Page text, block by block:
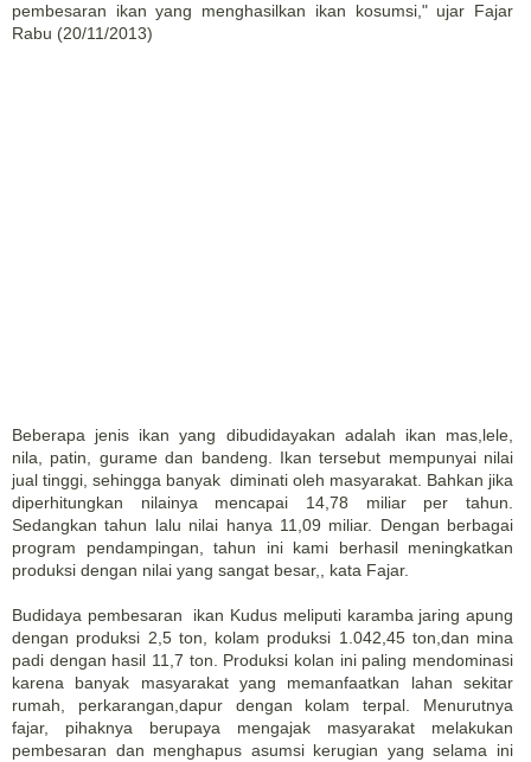
pembesaran ikan yang menghasilkan ikan kosumsi," ujar Fajar
Rabu (20/11/2013)
Beberapa jenis ikan yang dibudidayakan adalah ikan mas,lele,
nila, patin, gurame dan bandeng. Ikan tersebut mempunyai nilai
jual tinggi, sehingga banyak diminati oleh masyarakat. Bahkan jika
diperhitungkan nilainya mencapai 14,78 miliar per tahun.
Sedangkan tahun lalu nilai hanya 11,09 miliar. Dengan berbagai
program pendampingan, tahun ini kami berhasil meningkatkan
produksi dengan nilai yang sangat besar,, kata Fajar.
Budidaya pembesaran ikan Kudus meliputi karamba jaring apung
dengan produksi 2,5 ton, kolam produksi 1.042,45 ton,dan mina
padi dengan hasil 11,7 ton. Produksi kolan ini paling mendominasi
karena banyak masyarakat yang memanfaatkan lahan sekitar
rumah, perkarangan,dapur dengan kolam terpal. Menurutnya
fajar, pihaknya berupaya mengajak masyarakat melakukan
pembesaran dan menghapus asumsi kerugian yang selama ini